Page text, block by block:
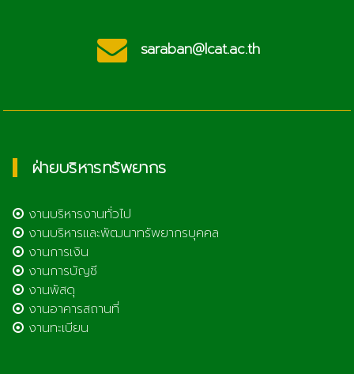
saraban@lcat.ac.th
ฝ่ายบริหารทรัพยากร
งานบริหารงานทั่วไป
งานบริหารและพัฒนาทรัพยากรบุคคล
งานการเงิน
งานการบัญชี
งานพัสดุ
งานอาคารสถานที่
งานทะเบียน